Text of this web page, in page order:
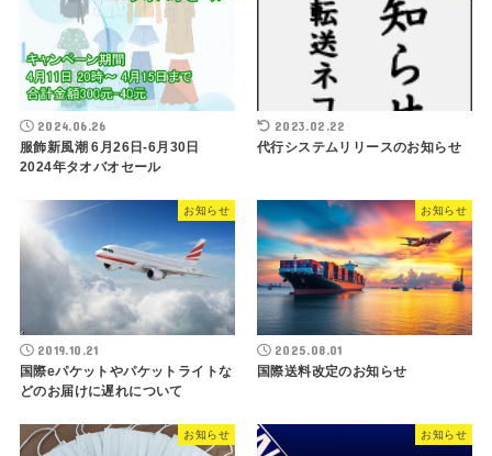
2024.06.26
服飾新風潮 6月26日-6月30日
2024年タオバオセール
2023.02.22
代行システムリリースのお知らせ
お知らせ
2019.10.21
国際eパケットやパケットライトな
どのお届けに遅れについて
お知らせ
2025.08.01
国際送料改定のお知らせ
お知らせ お知らせ